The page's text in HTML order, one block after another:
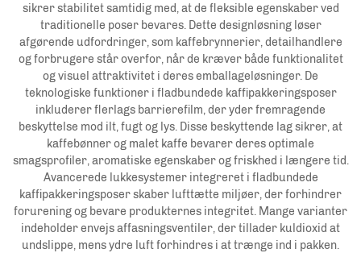
sikrer stabilitet samtidig med, at de fleksible egenskaber ved
traditionelle poser bevares. Dette designløsning løser
afgørende udfordringer, som kaffebrynnerier, detailhandlere
og forbrugere står overfor, når de kræver både funktionalitet
og visuel attraktivitet i deres emballageløsninger. De
teknologiske funktioner i fladbundede kaffipakkeringsposer
inkluderer flerlags barrierefilm, der yder fremragende
beskyttelse mod ilt, fugt og lys. Disse beskyttende lag sikrer, at
kaffebønner og malet kaffe bevarer deres optimale
smagsprofiler, aromatiske egenskaber og friskhed i længere tid.
Avancerede lukkesystemer integreret i fladbundede
kaffipakkeringsposer skaber lufttætte miljøer, der forhindrer
forurening og bevare produkternes integritet. Mange varianter
indeholder envejs affasningsventiler, der tillader kuldioxid at
undslippe, mens ydre luft forhindres i at trænge ind i pakken.